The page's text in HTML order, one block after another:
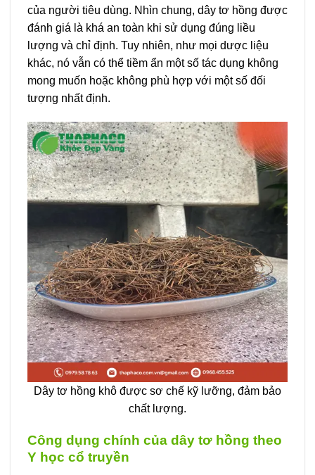
của người tiêu dùng. Nhìn chung, dây tơ hồng được
đánh giá là khá an toàn khi sử dụng đúng liều
lượng và chỉ định. Tuy nhiên, như mọi dược liệu
khác, nó vẫn có thể tiềm ẩn một số tác dụng không
mong muốn hoặc không phù hợp với một số đối
tượng nhất định.
Dây tơ hồng khô được sơ chế kỹ lưỡng, đảm bảo
chất lượng.
Công dụng chính của dây tơ hồng theo
Y học cổ truyền